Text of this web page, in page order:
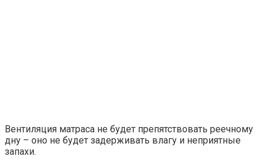
Вентиляция матраса не будет препятствовать реечному
дну – оно не будет задерживать влагу и неприятные
запахи.